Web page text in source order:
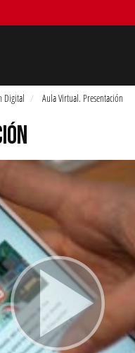
Digital Aula Virtual. Presentación